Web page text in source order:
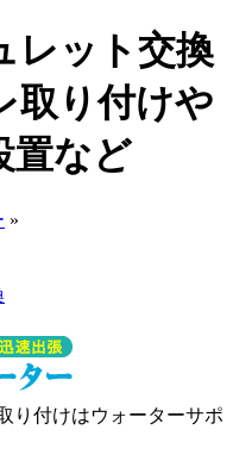
レット交換
取り付けや
置など
»